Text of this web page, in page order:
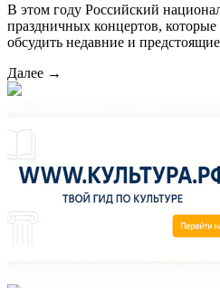
В этом году Российский
праздничных концертов,
обсудить недавние и
Далее →